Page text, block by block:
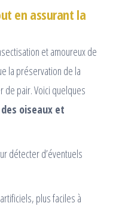
en assurant la
et amoureux de
la préservation de la
de pair. Voici quelques
oiseaux et
détecter d’éventuels
plus faciles à